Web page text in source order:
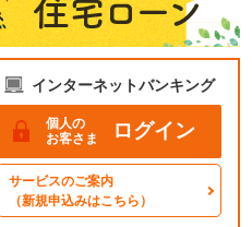
インターネットバンキング
個人の
お客さま
ログイン
サービスのご案内
（新規申込みはこちら）